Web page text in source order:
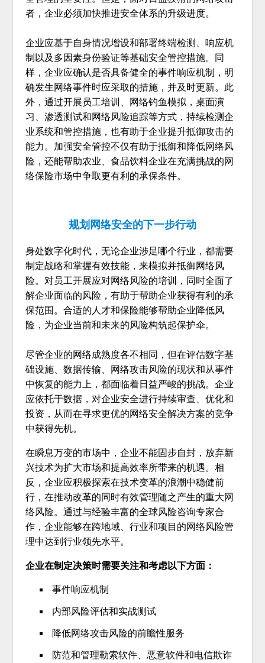
者，企业必须加快推进安全体系的升级进度。
企业应基于自身情况增设和部署终端检测、响应机
制以及多因素身份验证等基础安全管控措施。同
样，企业应确认是否具备健全的事件响应机制，明
确发生网络事件时应采取的措施，并及时更新。此
外，通过开展员工培训、网络钓鱼模拟，桌面演
习、渗透测试和网络风险追踪等方式，持续检测企
业系统和管控措施，也有助于企业提升抵御攻击的
能力。加强安全管控不仅有助于抵御和降低网络风
险，还能帮助农业、食品饮料企业在充满挑战的网
络保险市场中争取更有利的承保条件。
规划网络安全的下一步行动
身处数字化时代，无论企业涉足哪个行业，都需要
制定战略和掌握有效技能，来模拟并抵御网络风
险。对员工开展应对网络风险的培训，同时全面了
解企业面临的风险，有助于帮助企业获得有利的承
保范围。合适的人才和保险能够帮助企业降低风
险，为企业当前和未来的风险构筑起保护伞。
尽管企业的网络成熟度各不相同，但在评估数字基
础设施、数据传输、网络攻击风险的现状和从事件
中恢复的能力上，都面临着日益严峻的挑战。企业
应依托于数据，对企业安全进行持续审查、优化和
投资，从而在寻求更优的网络安全解决方案的竞争
中获得先机。
在瞬息万变的市场中，企业不能固步自封，放弃新
兴技术为扩大市场和提高效率所带来的机遇。相
反，企业应积极探索在技术变革的浪潮中稳健前
行，在推动改革的同时有效管理随之产生的重大网
络风险。通过与经验丰富的全球风险咨询专家合
作，企业能够在跨地域、行业和项目的网络风险管
理中达到行业领先水平。
企业在制定决策时需要关注和考虑以下方面：
事件响应机制
内部风险评估和实战测试
降低网络攻击风险的前瞻性服务
防范和管理勒索软件、恶意软件和电信欺诈